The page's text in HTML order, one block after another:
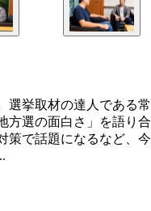
選挙取材の達人である常
方選の面白さ」を語り合
策で話題になるなど、今